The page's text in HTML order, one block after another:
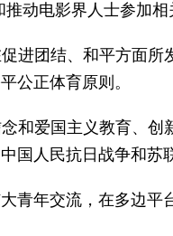
推动电影界人士参加
团结、和平方面所
公正体育原则。
爱国主义教育、创
国人民抗日战争和苏
年交流，在多边平